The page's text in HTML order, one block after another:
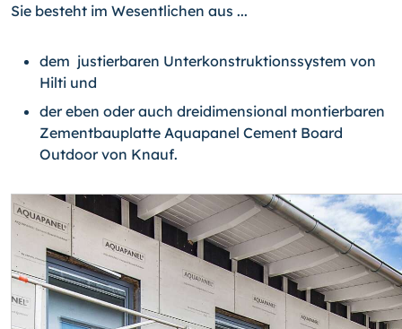
Sie besteht im Wesentlichen aus ...
dem justierbaren Unterkonstruktionssystem von
Hilti und
der eben oder auch dreidimensional montierbaren
Zementbauplatte Aquapanel Cement Board
Outdoor von Knauf.